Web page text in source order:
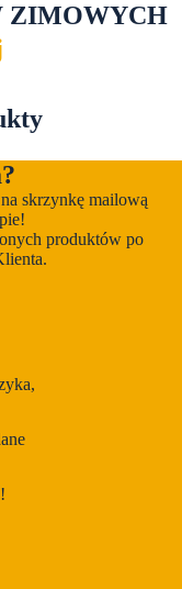
ZIMOWYCH
skrzynkę mailową
produktów po